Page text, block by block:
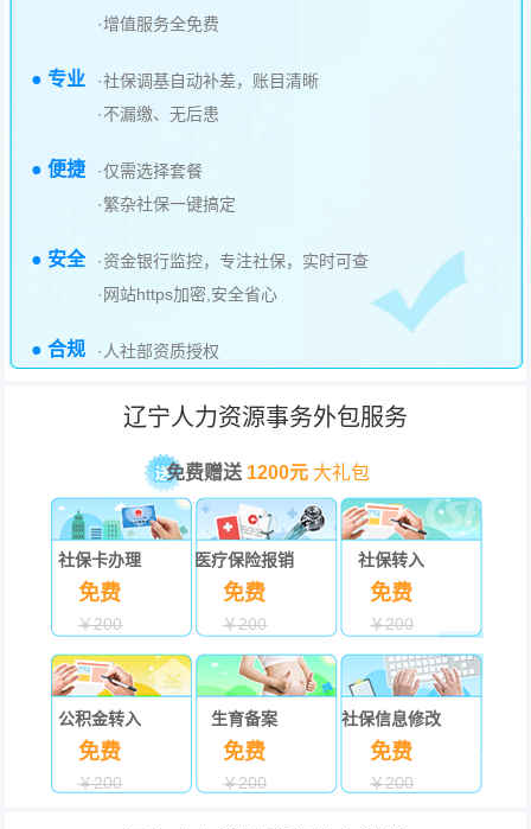
·增值服务全免费
● 专业
·社保调基自动补差，账目清晰
·不漏缴、无后患
● 便捷
·仅需选择套餐
·繁杂社保一键搞定
● 安全
·资金银行监控，专注社保，实时可查
·网站https加密,安全省心
● 合规 ·人社部资质授权
辽宁人力资源事务外包服务
免费赠送 1200元 大礼包
社保卡办理
免费
￥200
医疗保险报销
免费
￥200
社保转入
免费
￥200
公积金转入
免费
￥200
生育备案
免费
￥200
社保信息修改
免费
￥200